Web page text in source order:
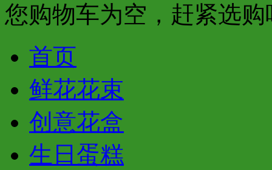
您购物车为空，赶紧选购
首页
鲜花花束
创意花盒
生日蛋糕